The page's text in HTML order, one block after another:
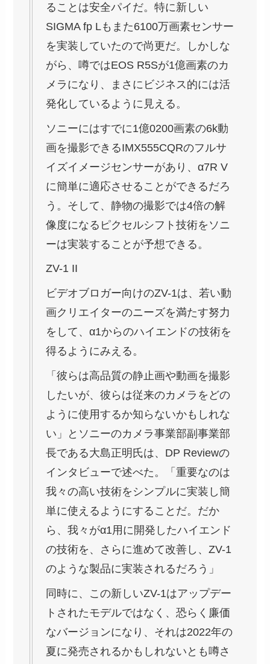
ることは安全パイだ。特に新しい
SIGMA fp Lもまた6100万画素センサー
を実装していたので尚更だ。しかしな
がら、噂ではEOS R5Sが1億画素のカ
メラになり、まさにビジネス的には活
発化しているように見える。
ソニーにはすでに1億0200画素の6k動
画を撮影できるIMX555CQRのフルサ
イズイメージセンサーがあり、α7R V
に簡単に適応させることができるだろ
う。そして、静物の撮影では4倍の解
像度になるピクセルシフト技術をソニ
ーは実装することが予想できる。
ZV-1 II
ビデオブロガー向けのZV-1は、若い動
画クリエイターのニーズを満たす努力
をして、α1からのハイエンドの技術を
得るようにみえる。
「彼らは高品質の静止画や動画を撮影
したいが、彼らは従来のカメラをどの
ように使用するか知らないかもしれな
い」とソニーのカメラ事業部副事業部
長である大島正明氏は、DP Reviewの
インタビューで述べた。「重要なのは
我々の高い技術をシンプルに実装し簡
単に使えるようにすることだ。だか
ら、我々がα1用に開発したハイエンド
の技術を、さらに進めて改善し、ZV-1
のような製品に実装されるだろう」
同時に、この新しいZV-1はアップデー
トされたモデルではなく、恐らく廉価
なバージョンになり、それは2022年の
夏に発売されるかもしれないとも噂さ